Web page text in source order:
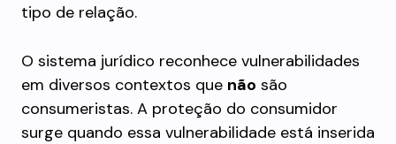
tipo de relação.
O sistema jurídico reconhece vulnerabilidades
em diversos contextos que não são
consumeristas. A proteção do consumidor
surge quando essa vulnerabilidade está inserida